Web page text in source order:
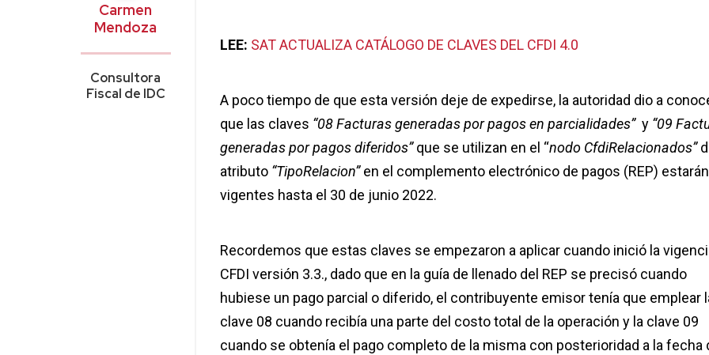
Carmen
Mendoza
Consultora
Fiscal de IDC
LEE: SAT ACTUALIZA CATÁLOGO DE CLAVES DEL CFDI 4.0
A poco tiempo de que esta versión deje de expedirse, la autoridad dio a
que las claves “08 Facturas generadas por pagos en parcialidades”y “09
generadas por pagos diferidos”que se utilizan en el “nodo CfdiRelacionados”
atributo“TipoRelacion”en el complemento electrónico de pagos (REP) estarán
vigentes hasta el 30 de junio 2022.
Recordemos que estas claves se empezaron a aplicar cuando inició la
CFDI versión 3.3., dado que en la guía de llenado del REP se precisó cuando
hubiese un pago parcial o diferido, el contribuyente emisor tenía que emplear
clave 08 cuando recibía una parte del costo total de la operación y la clave 09
cuando se obtenía el pago completo de la misma con posterioridad a la fecha